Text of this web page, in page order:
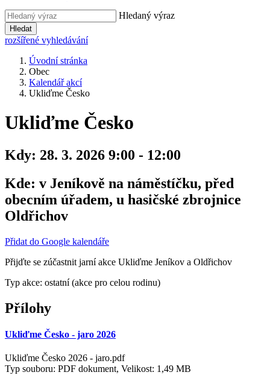
Hledaný výraz
Hledat
rozšířené vyhledávání
Úvodní stránka
Obec
Kalendář akcí
Ukliďme Česko
Ukliďme Česko
Kdy: 28. 3. 2026 9:00 - 12:00
Kde: v Jeníkově na náměstíčku, před
obecním úřadem, u hasičské zbrojnice
Oldřichov
Přidat do Google kalendáře
Přijďte se zúčastnit jarní akce Ukliďme Jeníkov a Oldřichov
Typ akce: ostatní (akce pro celou rodinu)
Přílohy
Ukliďme Česko - jaro 2026
Ukliďme Česko 2026 - jaro.pdf
Typ souboru: PDF dokument, Velikost: 1,49 MB